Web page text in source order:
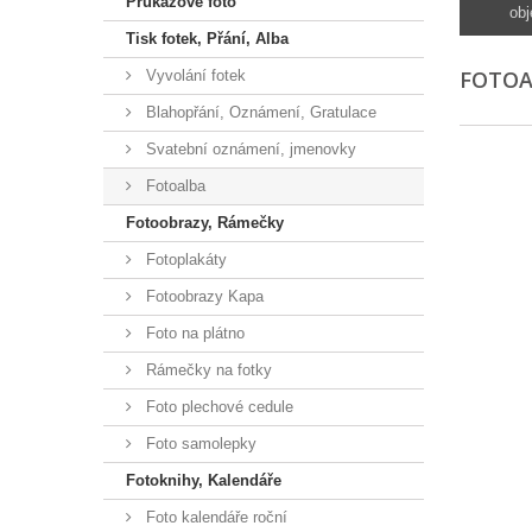
Tisk fotek, Přání, Alba
Vyvolání fotek
Blahopřání, Oznámení, Gratulace
Svatební oznámení, jmenovky
Fotoalba
Fotoobrazy, Rámečky
Fotoplakáty
Fotoobrazy Kapa
Foto na plátno
Rámečky na fotky
Foto plechové cedule
Foto samolepky
Fotoknihy, Kalendáře
Foto kalendáře roční